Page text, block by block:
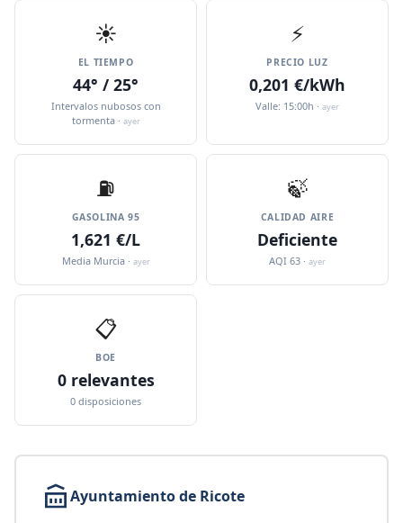
☀️
EL TIEMPO
44° / 25°
Intervalos nubosos con
tormenta · ayer
⚡
PRECIO LUZ
0,201 €/kWh
Valle: 15:00h · ayer
⛽️
GASOLINA 95
1,621 €/L
Media Murcia · ayer
🍃
CALIDAD AIRE
Deficiente
AQI 63 · ayer
📋
BOE
0 relevantes
0 disposiciones
Ayuntamiento de Ricote